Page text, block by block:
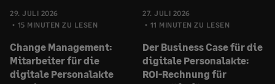
29. JULI 2026
15 MINUTEN ZU LESEN
Change Management:
Mitarbeiter für die
digitale Personalakte
27. JULI 2026
11 MINUTEN ZU LESEN
Der Business Case für die
digitale Personalakte:
ROI-Rechnung für